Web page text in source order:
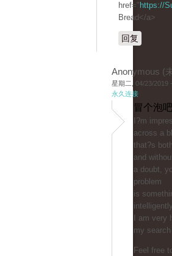
href=" https://
Bread</a>
回复
Anonymous (
星期二, 04/23/2019
永久连接
冒个泡
I?m
across a
that?s
and
a doubt,
problem
is
I am
my
Feel free